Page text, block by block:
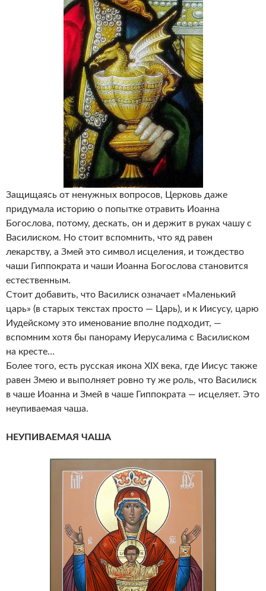
Защищаясь от ненужных вопросов, Церковь даже
придумала историю о попытке отравить Иоанна
Богослова, потому, дескать, он и держит в руках чашу с
Василиском. Но стоит вспомнить, что яд равен
лекарству, а Змей это символ исцеления, и тождество
чаши Гиппократа и чаши Иоанна Богослова становится
естественным.
Стоит добавить, что Василиск означает «Маленький
царь» (в старых текстах просто — Царь), и к Иисусу, царю
Иудейскому это именование вполне подходит, —
вспомним хотя бы панораму Иерусалима с Василиском
на кресте…
Более того, есть русская икона XIX века, где Иисус также
равен Змею и выполняет ровно ту же роль, что Василиск
в чаше Иоанна и Змей в чаше Гиппократа — исцеляет. Это
неупиваемая чаша.
НЕУПИВАЕМАЯ ЧАША